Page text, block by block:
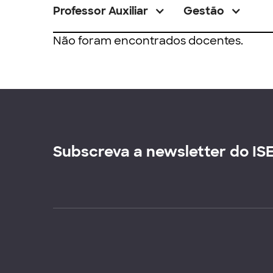
Professor Auxiliar Gestão
Não foram encontrados docentes.
Subscreva a newsletter do